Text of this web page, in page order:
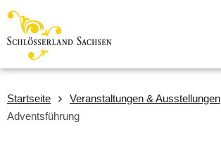
Startseite
Veranstaltungen & Ausstellungen
Adventsführung